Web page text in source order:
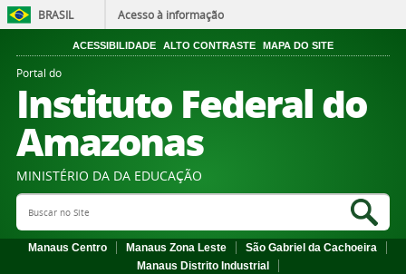
BRASIL Acesso à informação
ACESSIBILIDADE ALTO CONTRASTE MAPA DO SITE
Portal do
Instituto Federal do
Amazonas
MINISTÉRIO DA DA EDUCAÇÃO
Search Site
Manaus Centro Manaus Zona Leste
São Gabriel da Cachoeira
Manaus Distrito Industrial